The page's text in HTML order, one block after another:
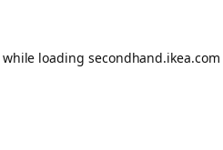
while loading secondhand.ikea.com